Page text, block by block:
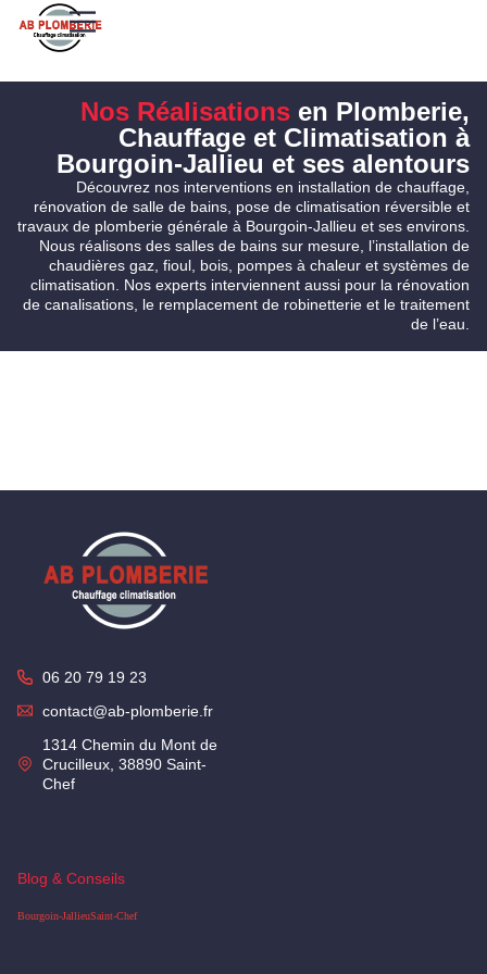
Nos Réalisations en Plomberie,
Chauffage et Climatisation à
Bourgoin-Jallieu et ses alentours
Découvrez nos interventions en installation de chauffage,
rénovation de salle de bains, pose de climatisation réversible et
travaux de plomberie générale à Bourgoin-Jallieu et ses environs.
Nous réalisons des salles de bains sur mesure, l’installation de
chaudières gaz, fioul, bois, pompes à chaleur et systèmes de
climatisation. Nos experts interviennent aussi pour la rénovation
de canalisations, le remplacement de robinetterie et le traitement
de l’eau.
06 20 79 19 23
contact@ab-plomberie.fr
1314 Chemin du Mont de
Crucilleux, 38890 Saint-
Chef
Blog & Conseils
Bourgoin-JallieuSaint-Chef